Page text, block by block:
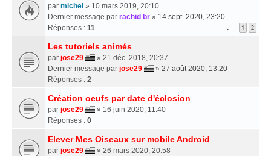
par michel » 10 mars 2019, 20:10
Dernier message par rachid br » 14 sept. 2020, 23:20
Réponses : 11 1 2
Les tutoriels animés
par jose29
» 21 déc. 2018, 20:37
Dernier message par jose29 » 27 août 2020, 13:20
Réponses : 2
Création oeufs par date d'éclosion
par jose29
» 16 juin 2020, 11:40
Réponses : 0
Elever Mes Oiseaux sur mobile Android
par jose29
» 26 mars 2020, 20:58